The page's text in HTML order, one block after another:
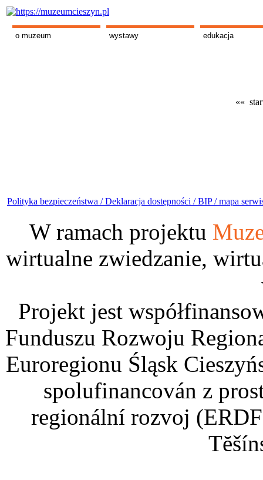
o muzeum wystawy edukacja
««
Polityka bezpieczeństwa /Deklaracja dostępności /BIP /mapa
W ramach projektu
wirtualne zwiedzanie,
Projekt jest
Funduszu Rozwoju
Euroregionu Śląsk
spolufinancován z
regionální rozvoj